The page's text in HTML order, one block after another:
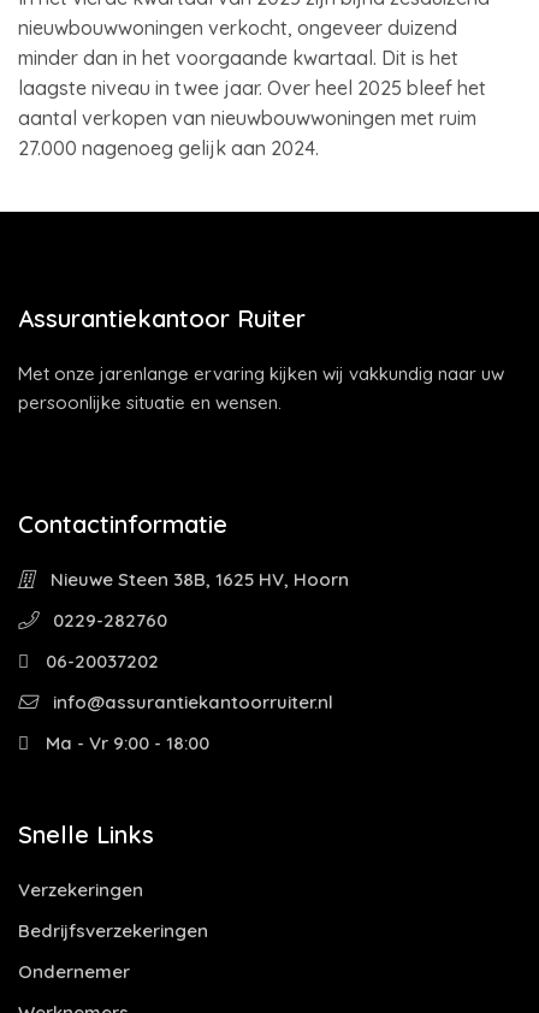
nieuwbouwwoningen verkocht, ongeveer duizend
minder dan in het voorgaande kwartaal. Dit is het
laagste niveau in twee jaar. Over heel 2025 bleef het
aantal verkopen van nieuwbouwwoningen met ruim
27.000 nagenoeg gelijk aan 2024.
Assurantiekantoor Ruiter
Met onze jarenlange ervaring kijken wij vakkundig naar uw
persoonlijke situatie en wensen.
Contactinformatie
Nieuwe Steen 38B, 1625 HV, Hoorn
0229-282760
06-20037202
info@assurantiekantoorruiter.nl
Ma - Vr 9:00 - 18:00
Snelle Links
Verzekeringen
Bedrijfsverzekeringen
Ondernemer